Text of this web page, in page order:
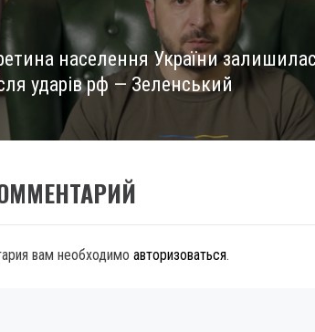
населення України
ударів рф — Зеленський
вам необходимо авторизоваться.